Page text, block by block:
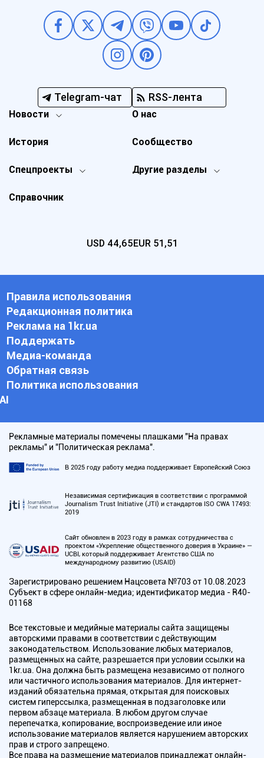
Telegram-чат RSS-лента
Новости
Спецпроекты Другие разделы
История
О нас
Справочник
Сообщество
USD 44,65EUR 51,51
Правила использования
Редакционная политика
Реклама на 1kr.ua
Поддержать
Медиа-команда
Обратная связь
Политика использования
АI
Рекламные материалы помечены плашками "На правах
рекламы" и "Политическая реклама".
В 2025 году работу медиа поддерживает Европейский Союз
Независимая сертификация в соответствии с программой
Journalism Trust Initiative (JTI) и стандартов ISO CWA 17493:
2019
Сайт обновлен в 2023 году в рамках сотрудничества с
проектом «Укрепление общественного доверия в Украине» —
UCBI, который поддерживает Агентство США по
международному развитию (USAID)
Зарегистрировано решением Нацсовета №703 от 10.08.2023
Субъект в сфере онлайн-медиа; идентификатор медиа - R40-
01168
Все текстовые и медийные материалы сайта защищены
авторскими правами в соответствии с действующим
законодательством. Использование любых материалов,
размещенных на сайте, разрешается при условии ссылки на
1kr.ua. Она должна быть размещена независимо от полного
или частичного использования материалов. Для интернет-
изданий обязательна прямая, открытая для поисковых
систем гиперссылка, размещенная в подзаголовке или
первом абзаце материала. В любом другом случае
перепечатка, копирование, воспроизведение или иное
использование материалов является нарушением авторских
прав и строго запрещено.
Все права на размещение материалов принадлежат онлайн-